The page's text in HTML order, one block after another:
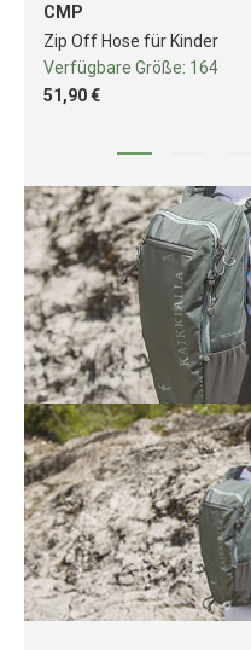
CMP
Zip Off Hose für Kinder
Verfügbare Größe: 164
51,90 €